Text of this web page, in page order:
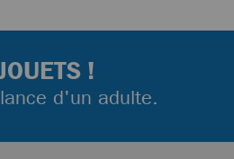
!
d'un adulte.